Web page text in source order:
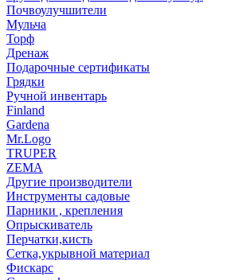
Почвоулучшители
Мульча
Торф
Дренаж
Подарочные сертификаты
Грядки
Ручной инвентарь
Finland
Gardena
Mr.Logo
TRUPER
ZEMA
Другие производители
Инструменты садовые
Парники , крепления
Опрыскиватель
Перчатки,кисть
Сетка,укрывной материал
Фискарс